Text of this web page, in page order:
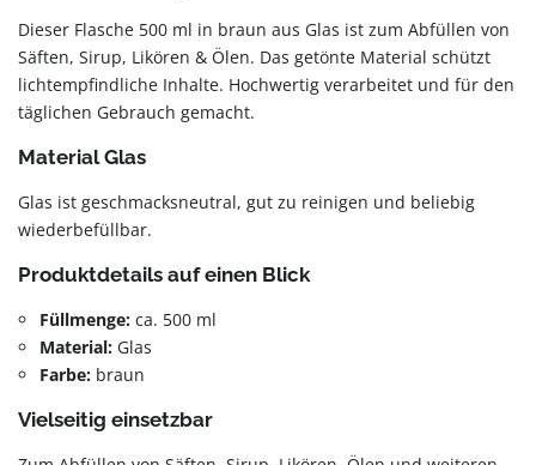
Dieser Flasche 500 ml in braun aus Glas ist zum Abfüllen von
Säften, Sirup, Likören & Ölen. Das getönte Material schützt
lichtempfindliche Inhalte. Hochwertig verarbeitet und für den
täglichen Gebrauch gemacht.
Material Glas
Glas ist geschmacksneutral, gut zu reinigen und beliebig
wiederbefüllbar.
Produktdetails auf einen Blick
Füllmenge: ca. 500 ml
Material: Glas
Farbe: braun
Vielseitig einsetzbar